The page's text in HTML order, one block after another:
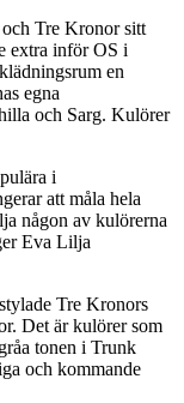
Tre Kronor sitt
extra inför OS i
en
egna
och Sarg. Kulörer
i
att måla hela
någon av kulörerna
Eva Lilja
Tre Kronors
Det är kulörer som
tonen i Trunk
och kommande